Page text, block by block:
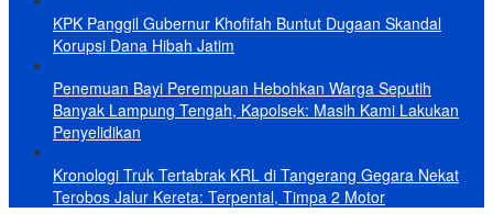
KPK Panggil Gubernur Khofifah Buntut Dugaan Skandal
Korupsi Dana Hibah Jatim
Penemuan Bayi Perempuan Hebohkan Warga Seputih
Banyak Lampung Tengah, Kapolsek: Masih Kami Lakukan
Penyelidikan
Kronologi Truk Tertabrak KRL di Tangerang Gegara Nekat
Terobos Jalur Kereta: Terpental, Timpa 2 Motor